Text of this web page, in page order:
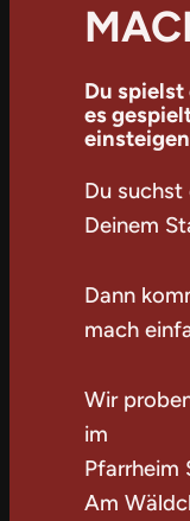
Du
es
Du
Deinem
Dann
mach
Wir
im
Pfarrheim
Am